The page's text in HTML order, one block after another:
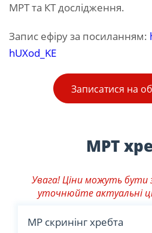
МРТ та КТ дослідження.
Запис ефіру за посиланням:
hUXod_KE
Записатися на
МРТ
Увага! Ціни можуть бути
уточнюйте актуальні
МР скринінг хребта